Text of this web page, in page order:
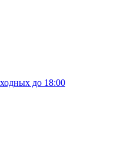
до 18:00